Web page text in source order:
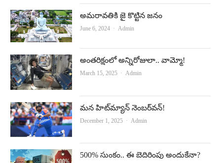
అమరావతికి జై కొట్టిన జనం
June 6, 2024 Author
Admin
అంతరిక్షంలో అన్నిరోజులా.. వామ్మో!
March 15, 2025 Author
Admin
మన హిట్‌మ్యాన్‌ నెంబర్‌వన్‌!
December 1, 2025 Author
Admin
500% సుంకం.. ఈ బెదిరింపు అందుకేనా?